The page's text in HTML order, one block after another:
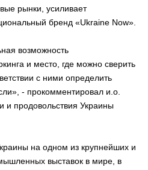
рынки, усиливает
бренд «Ukraine Now».
возможность
и место, где можно сверить
с ними определить
- прокомментировал и.о.
и продовольствия Украины
на одном из крупнейших и
выставок в мире, в